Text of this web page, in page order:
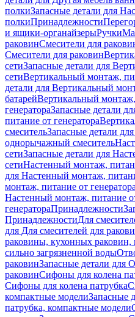
полкиЗапасные детали для
полкиПринадлежности
и ящики-органайзерыРучки
раковинСмесители для
Смесители для раковин
сетиЗапасные детали для
сетиВертикальный монтаж,
детали для Вертикальный
батарейВертикальный
генератораЗапасные детали
питание от генератора
смесительЗапасные детали
однорычажный смеситель
сетиЗапасные детали для
сетиНастенный монтаж,
для Настенный монтаж,
монтаж, питание от генератора
Настенный монтаж, питание
генератораПринадлежности
ПринадлежностиДля
для Для смесителей для
раковины, кухонных раковин,
сильно загрязненной воды
раковинЗапасные детали для
раковинСифоны для колена
Сифоны для колена патрубка
компактные моделиЗапасные
патрубка, компактные модели